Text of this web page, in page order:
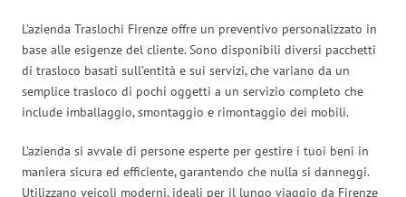
L’azienda Traslochi Firenze offre un preventivo personalizzato in
base alle esigenze del cliente. Sono disponibili diversi pacchetti
di trasloco basati sull’entità e sui servizi, che variano da un
semplice trasloco di pochi oggetti a un servizio completo che
include imballaggio, smontaggio e rimontaggio dei mobili.
L’azienda si avvale di persone esperte per gestire i tuoi beni in
maniera sicura ed efficiente, garantendo che nulla si danneggi.
Utilizzano veicoli moderni, ideali per il lungo viaggio da Firenze